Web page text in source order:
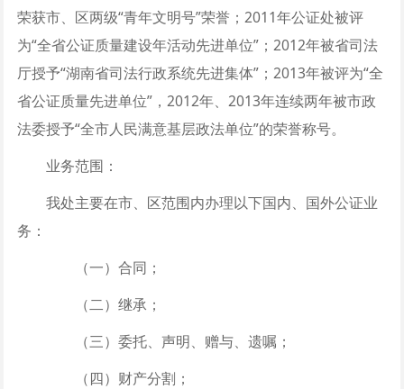
荣获市、区两级“青年文明号”荣誉；2011年公证处被评
为“全省公证质量建设年活动先进单位”；2012年被省司法
厅授予“湖南省司法行政系统先进集体”；2013年被评为“全
省公证质量先进单位”，2012年、2013年连续两年被市政
法委授予“全市人民满意基层政法单位”的荣誉称号。
业务范围：
我处主要在市、区范围内办理以下国内、国外公证业
务：
（一）合同；
（二）继承；
（三）委托、声明、赠与、遗嘱；
（四）财产分割；